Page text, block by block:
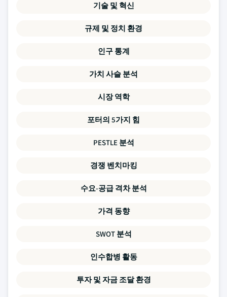
기술 및 혁신
규제 및 정치 환경
인구 통계
가치 사슬 분석
시장 역학
포터의 5가지 힘
PESTLE 분석
경쟁 벤치마킹
수요-공급 격차 분석
가격 동향
SWOT 분석
인수합병 활동
투자 및 자금 조달 환경